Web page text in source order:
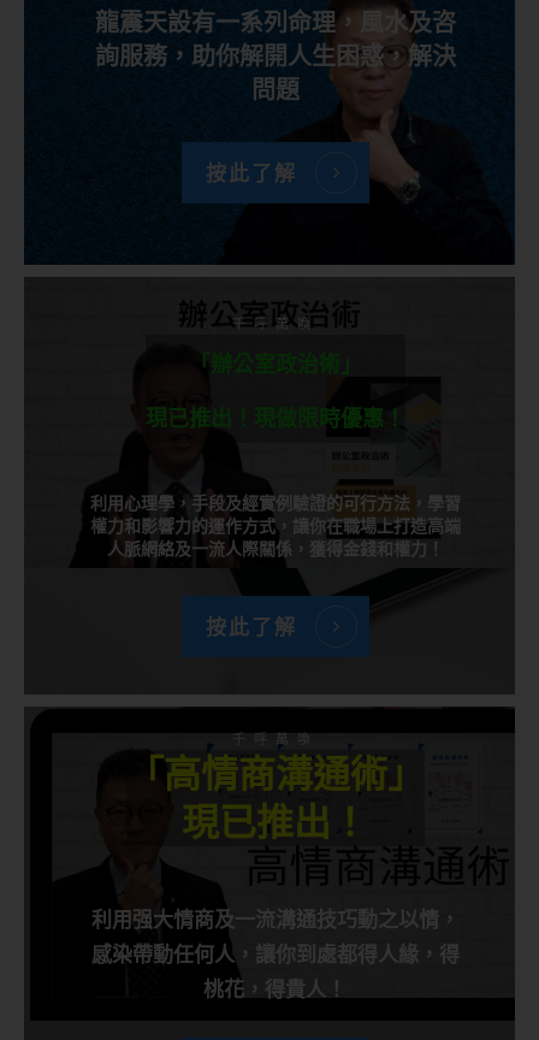
龍震天設有一系列命理，風水及咨
詢服務，助你解開人生困惑，解決
問題
按此了解
千呼萬喚
「辦公室政治術」
現已推出！現做限時優惠！
利用心理學，手段及經實例驗證的可行方法，學習
權力和影響力的運作方式，讓你在職場上打造高端
人脈網絡及一流人際關係，獲得金錢和權力！
按此了解
千呼萬喚
「高情商溝通術」
現已推出！
利用强大情商及一流溝通技巧動之以情，
感染帶動任何人，讓你到處都得人緣，得
桃花，得貴人！